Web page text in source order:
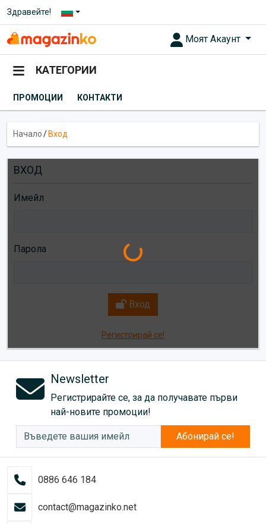
Здравейте!
Моят Акаунт
КАТЕГОРИИ
ПРОМОЦИИ КОНТАКТИ
Начало/ Вход
ВХОД
Имейл
Парола
Вход
Регистрирай се!
Loading...
Newsletter
Регистрирайте се, за да получавате първи
най-новите промоции!
Абонирай се!
0886 646 184
contact@magazinko.net